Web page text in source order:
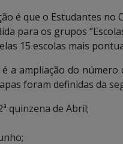
é que o Estudantes no
para os grupos
15 escolas mais
a ampliação do
foram definidas da
quinzena de Abril;